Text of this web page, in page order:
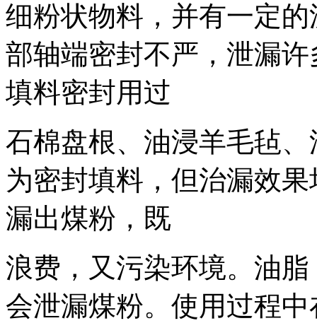
细粉状物料，并有一定
部轴端密封不严，泄漏
填料密封用过
石棉盘根、油浸羊毛毡
为密封填料，但治漏效
漏出煤粉，既
浪费，又污染环境。油
会泄漏煤粉。使用过程